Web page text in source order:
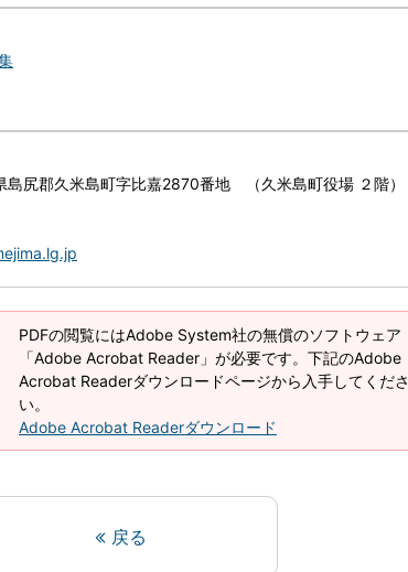
尻郡久米島町字比嘉2870番地 （久米島町役場 ２階）
PDFの閲覧にはAdobe System社の無償のソフトウェア
「Adobe Acrobat Reader」が必要です。下記のAdobe
Acrobat Readerダウンロードページから入手してくださ
い。
Adobe Acrobat Readerダウンロード
戻る